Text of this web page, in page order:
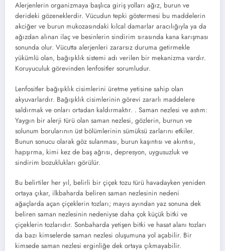
Alerjenlerin organizmaya başlıca giriş yolları ağız, burun ve
derideki gözeneklerdir. Vücudun tepki göstermesi bu maddelerin
akciğer ve burun mukozasındaki kılcal damarlar aracılığıyla ya da
ağızdan alınan ilaç ve besinlerin sindirim sırasında kana karışması
sonunda olur. Vücutta alerjenleri zararsız duruma getirmekle
yükümlü olan, bağışıklık sistemi adı verilen bir mekanizma vardır.
Koruyuculuk görevinden lenfositler sorumludur.
Lenfositler bağışıklık cisimlerini üretme yetisine sahip olan
akyuvarlardır. Bağışıklık cisimlerinin görevi zararlı maddelere
saldırmak ve onları ortadan kaldırmaktır. . Saman nezlesi ve astım:
Yaygın bir alerji türü olan saman nezlesi, gözlerin, burnun ve
solunum borularının üst bölümlerinin sümüksü zarlarını etkiler.
Bunun sonucu olarak göz sulanması, burun kaşıntısı ve akıntısı,
hapşırma, kimi kez de baş ağrısı, depresyon, uygusuzluk ve
sindirim bozuklukları görülür.
Bu belirtiler her yıl, belirli bir çiçek tozu türü havadayken yeniden
ortaya çıkar, ilkbaharda beliren saman nezlesinin nedeni
ağaçlarda açan çiçeklerin tozları; mayıs ayından yaz sonuna dek
beliren saman nezlesinin nedeniyse daha çok küçük bitki ve
çiçeklerin tozlarıdır. Sonbaharda yetişen bitki ve hasat alanı tozları
da bazı kimselerde saman nezlesi oluşumuna yol açabilir. Bir
kimsede saman nezlesi erginliğe dek ortaya çıkmayabilir.